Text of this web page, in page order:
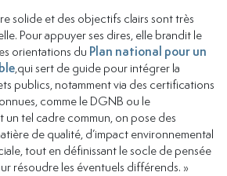
solide et des objectifs clairs sont très
Pour appuyer ses dires, elle brandit le
orientations du Plan national pour un
,qui sert de guide pour intégrer la
publics, notamment via des certifications
comme le DGNB ou le
un tel cadre commun, on pose des
de qualité, d’impact environnemental
tout en définissant le socle de pensée
résoudre les éventuels différends. »